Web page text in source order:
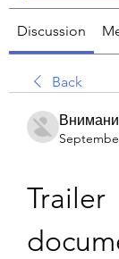
Discussion
Back
Trailer